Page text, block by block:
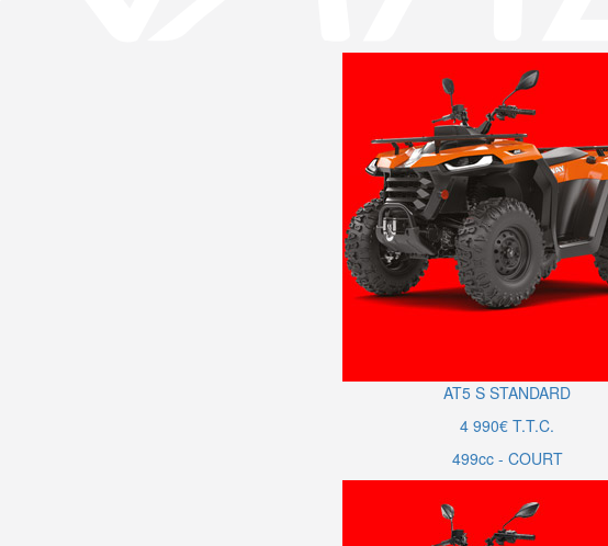
AT5 S STANDARD
4 990€ T.T.C.
499cc - COURT